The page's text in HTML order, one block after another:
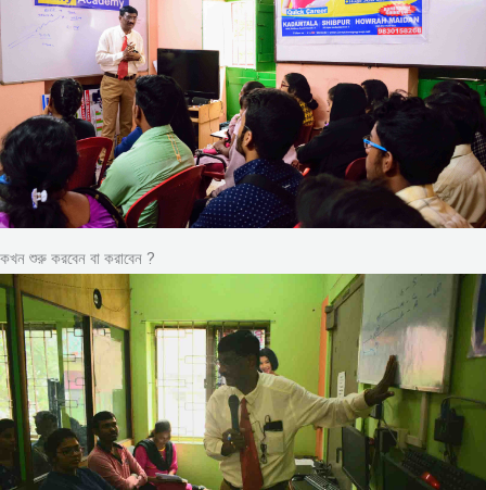
কখন শুরু করবেন বা করাবেন ?